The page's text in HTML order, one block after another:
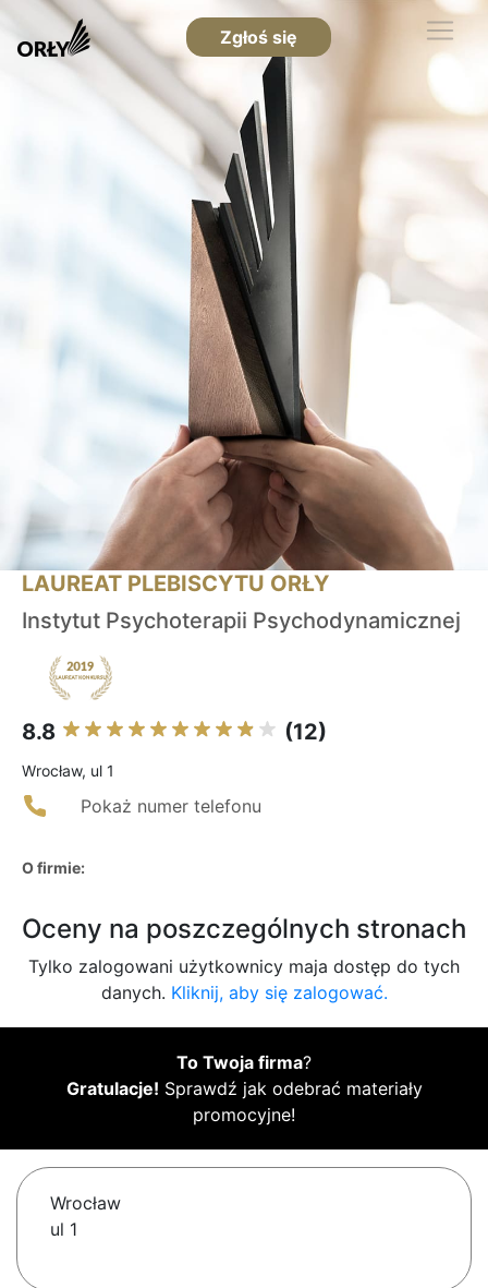
Zgłoś się
LAUREAT PLEBISCYTU ORŁY
Instytut Psychoterapii Psychodynamicznej
8.8 (12)
Wrocław, ul 1
Pokaż numer telefonu
O firmie:
Oceny na poszczególnych stronach
Tylko zalogowani użytkownicy maja dostęp do tych
danych. Kliknij, aby się zalogować.
To Twoja firma?
Gratulacje! Sprawdź jak odebrać materiały
promocyjne!
Wrocław
ul 1